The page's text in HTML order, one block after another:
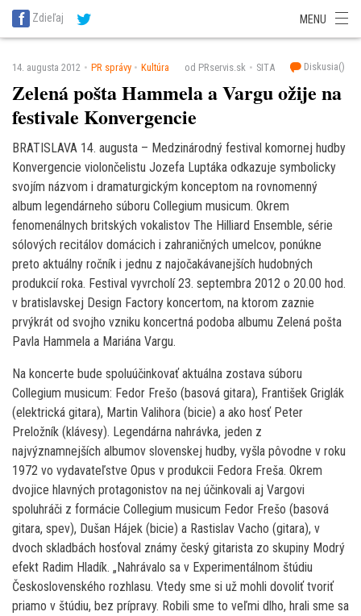
SITA Energetika
SITA Potravinárstvo
Zdieľaj MENU
14. augusta 2012 PR správy Kultúra od PRservis.sk SITA Diskusia()
Zelená pošta Hammela a Vargu ožije na
festivale Konvergencie
BRATISLAVA 14. augusta – Medzinárodný festival komornej hudby
Konvergencie violončelistu Jozefa Luptáka odkazuje symbolicky
svojím názvom i dramaturgickým konceptom na rovnomenný
album legendárneho súboru Collegium musicum. Okrem
fenomenálnych britských vokalistov The Hilliard Ensemble, série
sólových recitálov domácich i zahraničných umelcov, ponúkne
preto aktuálny ročník i jednu z najočakávanejších hudobných
produkcií roka. Festival vyvrcholí 23. septembra 2012 o 20.00 hod.
v bratislavskej Design Factory koncertom, na ktorom zaznie
prvýkrát od svojho vzniku koncertná podoba albumu Zelená pošta
Pavla Hammela a Mariána Vargu.
Na koncerte bude spoluúčinkovať aktuálna zostava súboru
Collegium musicum: Fedor Frešo (basová gitara), František Griglák
(elektrická gitara), Martin Valihora (bicie) a ako hosť Peter
Preložník (klávesy). Legendárna nahrávka, jeden z
najvýznamnejších albumov slovenskej hudby, vyšla pôvodne v roku
1972 vo vydavateľstve Opus v produkcii Fedora Freša. Okrem
dvojice hlavných protagonistov na nej účinkovali aj Vargovi
spoluhráči z formácie Collegium musicum Fedor Frešo (basová
gitara, spev), Dušan Hájek (bicie) a Rastislav Vacho (gitara), v
dvoch skladbách hosťoval známy český gitarista zo skupiny Modrý
efekt Radim Hladík. „Nahrávalo sa v Experimentálnom štúdiu
Československého rozhlasu. Vtedy sme si už mohli dovoliť tvoriť
priamo v štúdiu, bez prípravy. Robili sme to veľmi dlho, hrali sme sa